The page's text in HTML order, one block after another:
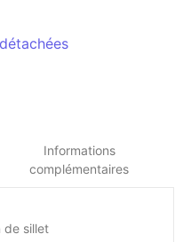
Informations
complémentaires
de sillet